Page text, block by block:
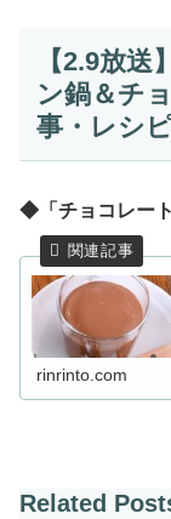
【2.9放
ン鍋＆チ
事・レシ
◆「チョコレー
rinrinto.com
Related